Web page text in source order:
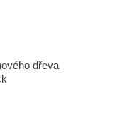
dřeva